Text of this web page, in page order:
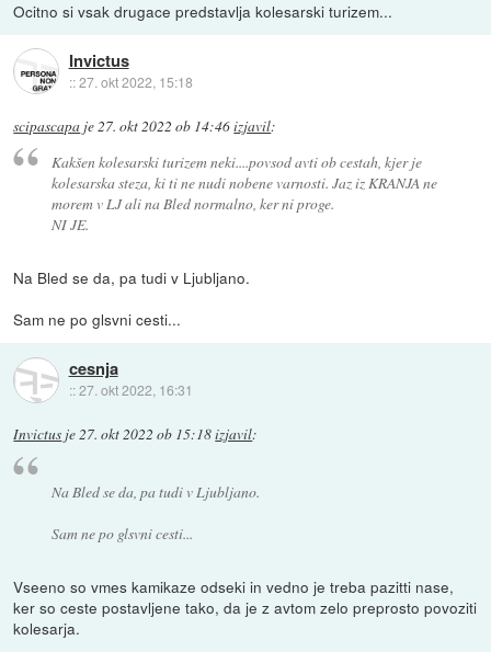
Ocitno si vsak drugace predstavlja kolesarski turizem...
Invictus
::27. okt 2022, 15:18
scipascapa je 27. okt 2022 ob 14:46izjavil:
Kakšen kolesarski turizem neki....povsod avti ob cestah, kjer je
kolesarska steza, ki ti ne nudi nobene varnosti. Jaz iz KRANJA ne
morem v LJ ali na Bled normalno, ker ni proge.
NI JE.
Na Bled se da, pa tudi v Ljubljano.
Sam ne po glsvni cesti...
cesnja
::27. okt 2022, 16:31
Invictus je27. okt 2022 ob 15:18izjavil:
Na Bled se da, pa tudi v Ljubljano.
Sam ne po glsvni cesti...
Vseeno so vmes kamikaze odseki in vedno je treba pazitti nase,
ker so ceste postavljene tako, da je z avtom zelo preprosto povoziti
kolesarja.